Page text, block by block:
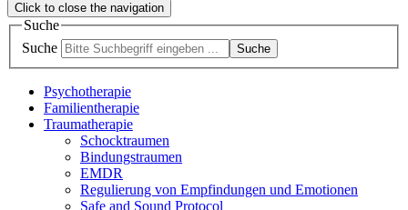
Click to close the navigation
Suche
Suche
Suche
Psychotherapie
Familientherapie
Traumatherapie
Schocktraumen
Bindungstraumen
EMDR
Regulierung von Empfindungen und Emotionen
Safe and Sound Protocol